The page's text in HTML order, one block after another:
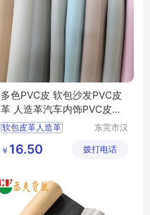
多色PVC皮 软包沙发PVC皮
革 人造革汽车内饰PVC皮革
一皮诚
软包皮革人造革
PVC皮革工厂
箱包用PVC皮革
东莞市汉
限公司
￥ 16.50 拨打电话